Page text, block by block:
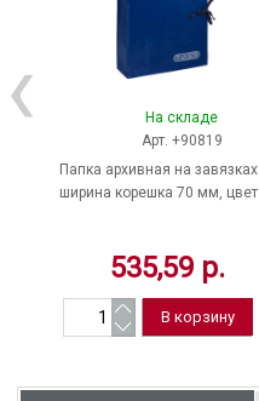
На складе
Арт. +90819
Папка архивная на завязках
ширина корешка 70 мм, цвет
535,59 р.